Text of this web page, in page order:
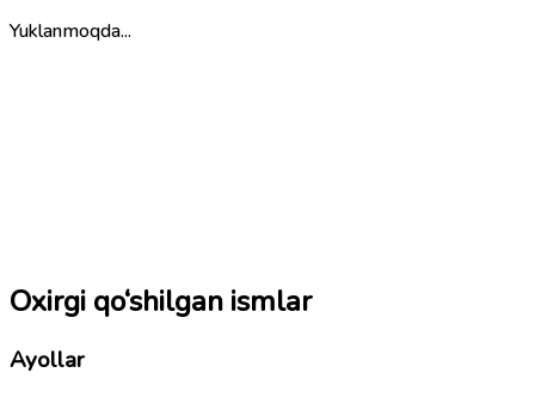
Yuklanmoqda...
Oxirgi qo‘shilgan ismlar
Ayollar